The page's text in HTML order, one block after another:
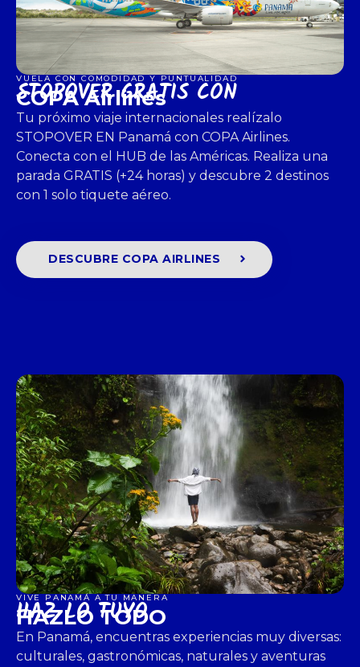
VUELA CON COMODIDAD Y PUNTUALIDAD
STOPOVER GRATIS CON
COPA Airlines
Tu próximo viaje internacionales realízalo
STOPOVER EN Panamá con COPA Airlines.
Conecta con el HUB de las Américas. Realiza una
parada GRATIS (+24 horas) y descubre 2 destinos
con 1 solo tiquete aéreo.
DESCUBRE COPA AIRLINES
VIVE PANAMÁ A TU MANERA
HAZ LO TUYO
HAZLO TODO
En Panamá, encuentras experiencias muy diversas:
culturales, gastronómicas, naturales y aventuras